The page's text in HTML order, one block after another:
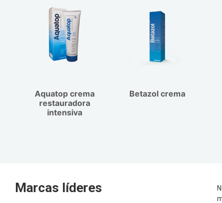
Aquatop crema
restauradora
intensiva
Betazol crema
Marcas líderes